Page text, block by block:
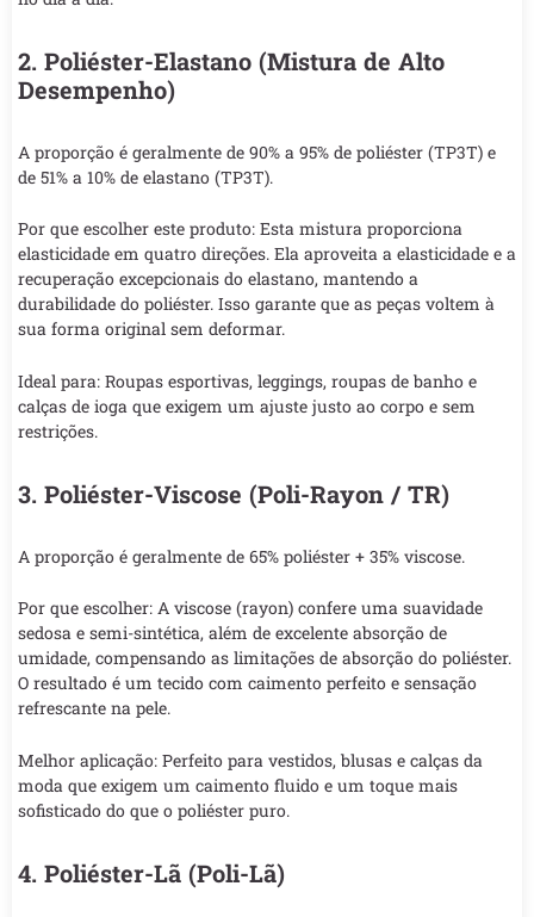
2. Poliéster-Elastano (Mistura de Alto
Desempenho)
A proporção é geralmente de 90% a 95% de poliéster (TP3T) e
de 51% a 10% de elastano (TP3T).
Por que escolher este produto: Esta mistura proporciona
elasticidade em quatro direções. Ela aproveita a elasticidade e a
recuperação excepcionais do elastano, mantendo a
durabilidade do poliéster. Isso garante que as peças voltem à
sua forma original sem deformar.
Ideal para: Roupas esportivas, leggings, roupas de banho e
calças de ioga que exigem um ajuste justo ao corpo e sem
restrições.
3. Poliéster-Viscose (Poli-Rayon / TR)
A proporção é geralmente de 65% poliéster + 35% viscose.
Por que escolher: A viscose (rayon) confere uma suavidade
sedosa e semi-sintética, além de excelente absorção de
umidade, compensando as limitações de absorção do poliéster.
O resultado é um tecido com caimento perfeito e sensação
refrescante na pele.
Melhor aplicação: Perfeito para vestidos, blusas e calças da
moda que exigem um caimento fluido e um toque mais
sofisticado do que o poliéster puro.
4. Poliéster-Lã (Poli-Lã)